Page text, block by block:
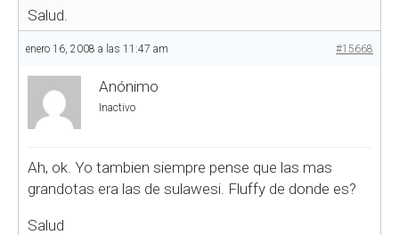
Salud.
enero 16, 2008 a las 11:47 am #15668
Anónimo
Inactivo
Ah, ok. Yo tambien siempre pense que las mas
grandotas era las de sulawesi. Fluffy de donde es?
Salud